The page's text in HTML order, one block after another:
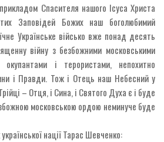
Спасителя нашого Ісуса Христа
Заповідей Божих наш боголюбимий
Українське військо вже понад десять
війну з безбожними московськими
окупантами і терористами, непохитно
і Правди. Тож і Отець наш Небесний у
– Отця, і Сина, і Святого Духа є і буде
московською ордою неминуче буде
нації Тарас Шевченко: